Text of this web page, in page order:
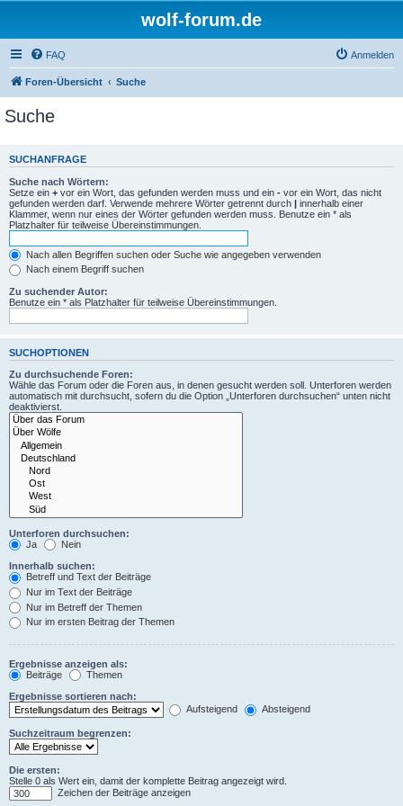
wolf-forum.de
FAQ Anmelden
Foren-Übersicht Suche
Suche
SUCHANFRAGE
Suche nach Wörtern:
Setze ein + vor ein Wort, das gefunden werden muss und ein - vor ein Wort, das nicht
gefunden werden darf. Verwende mehrere Wörter getrennt durch | innerhalb einer
Klammer, wenn nur eines der Wörter gefunden werden muss. Benutze ein * als
Platzhalter für teilweise Übereinstimmungen.
Nach allen Begriffen suchen oder Suche wie angegeben verwenden
Nach einem Begriff suchen
Zu suchender Autor:
Benutze ein * als Platzhalter für teilweise Übereinstimmungen.
SUCHOPTIONEN
Zu durchsuchende Foren:
Wähle das Forum oder die Foren aus, in denen gesucht werden soll. Unterforen werden
automatisch mit durchsucht, sofern du die Option „Unterforen durchsuchen“ unten nicht
deaktivierst.
Unterforen durchsuchen:
Ja
Nein
Innerhalb suchen:
Betreff und Text der Beiträge
Nur im Text der Beiträge
Nur im Betreff der Themen
Nur im ersten Beitrag der Themen
Ergebnisse anzeigen als:
Beiträge
Themen
Ergebnisse sortieren nach:
Aufsteigend
Absteigend
Suchzeitraum begrenzen:
Die ersten:
Stelle 0 als Wert ein, damit der komplette Beitrag angezeigt wird.
Zeichen der Beiträge anzeigen